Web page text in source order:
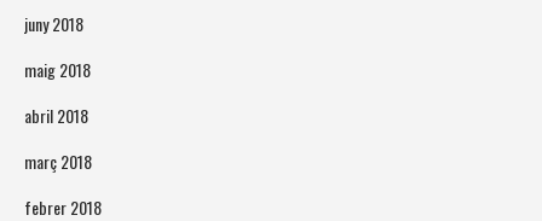
juny 2018
maig 2018
abril 2018
març 2018
febrer 2018